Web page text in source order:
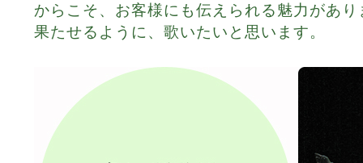
からこそ、お客様にも伝えられる魅力があ
果たせるように、歌いたいと思います。